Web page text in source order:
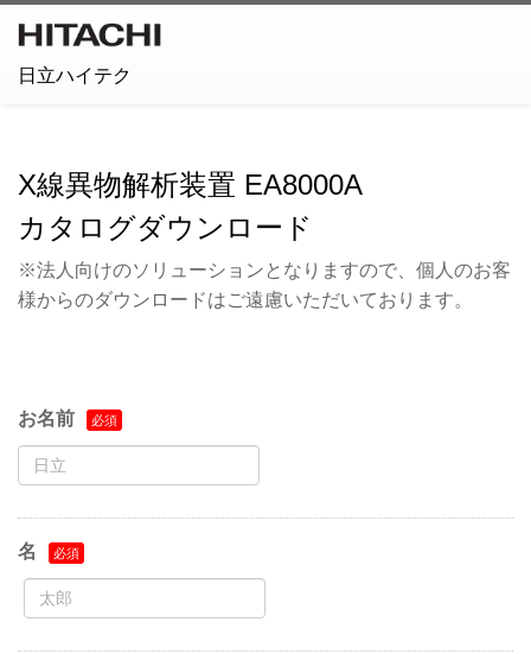
日立ハイテク
X線異物解析装置 EA8000A
カタログダウンロード
※法人向けのソリューションとなりますので、個人のお客
様からのダウンロードはご遠慮いただいております。
お名前
名